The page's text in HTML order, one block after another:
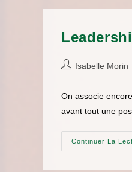
Isabelle Morin
On associe
avant tout une
Continuer La